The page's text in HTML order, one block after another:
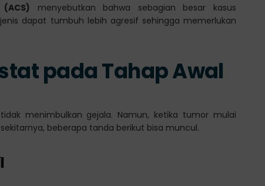
menyebutkan bahwa sebagian besar kasus
dapat tumbuh lebih agresif sehingga memerlukan
pada Tahap Awal
menimbulkan gejala. Namun, ketika tumor mulai
beberapa tanda berikut bisa muncul.